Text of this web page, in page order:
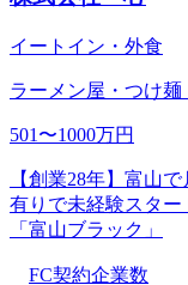
イートイン・外食
ラーメン屋・つけ麺
501〜1000万円
【創業28年】富山
有りで未経験スタ
「富山ブラック」
FC契約企業数